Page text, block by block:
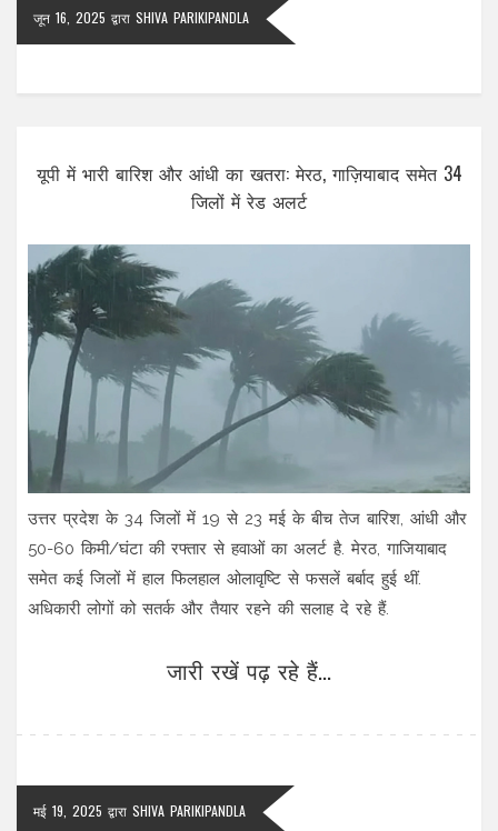
जून 16, 2025 द्वारा SHIVA PARIKIPANDLA
यूपी में भारी बारिश और आंधी का खतरा: मेरठ, गाज़ियाबाद समेत 34
जिलों में रेड अलर्ट
उत्तर प्रदेश के 34 जिलों में 19 से 23 मई के बीच तेज बारिश, आंधी और
50-60 किमी/घंटा की रफ्तार से हवाओं का अलर्ट है. मेरठ, गाजियाबाद
समेत कई जिलों में हाल फिलहाल ओलावृष्टि से फसलें बर्बाद हुई थीं.
अधिकारी लोगों को सतर्क और तैयार रहने की सलाह दे रहे हैं.
जारी रखें पढ़ रहे हैं...
मई 19, 2025 द्वारा SHIVA PARIKIPANDLA